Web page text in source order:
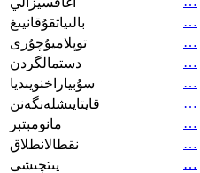
بالىياتقۇقانيىغ
…
توپلاميۇچۇرى
…
دستمالگردن
…
سۇبياراخنويىديا
…
قايتايىشلەنگەنن
…
مانومېتېر
…
نقطالانطلاق
…
يىتچىشى
…